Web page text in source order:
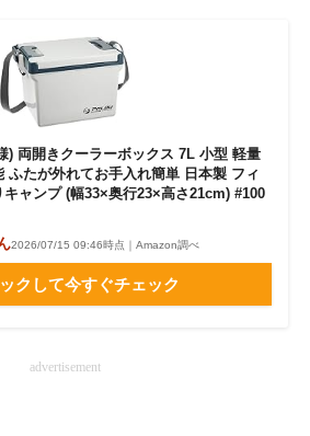
) 両開きクーラーボックス 7L 小型 軽量
ふたが外れてお手入れ簡単 日本製 フィ
キャンプ (幅33×奥行23×高さ21cm) #100
2026/07/15 09:46時点｜Amazon調べ
クして今すぐチェック
advertisement